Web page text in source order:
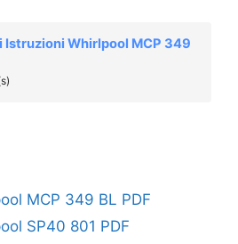
Istruzioni Whirlpool MCP 349
MCP 349 BL PDF
SP40 801 PDF